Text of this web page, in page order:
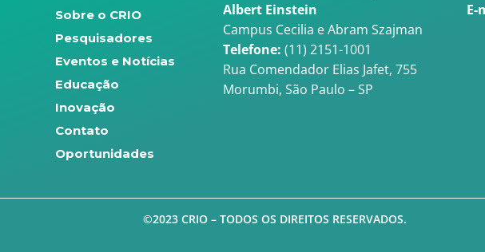
Sobre o CRIO
Pesquisadores
Eventos e Notícias
Educação
Inovação
Contato
Oportunidades
Albert Einstein
Campus Cecilia e Abram Szajman
Telefone: (11) 2151-1001
Rua Comendador Elias Jafet, 755
Morumbi, São Paulo – SP
E-
©2023 CRIO – TODOS OS DIREITOS RESERVADOS.